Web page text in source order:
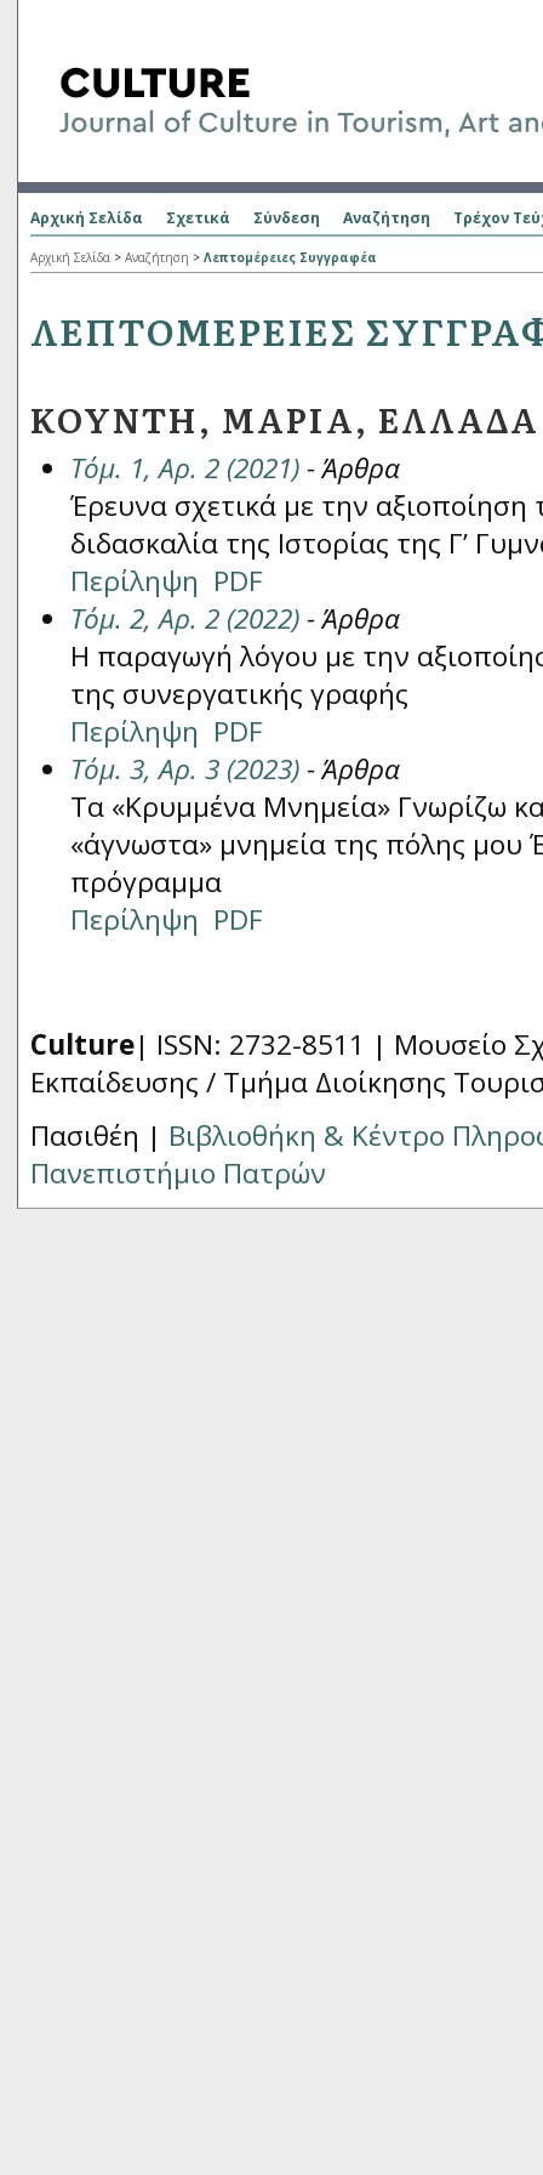
Αρχική Σελίδα Σχετικά Σύνδεση Αναζήτηση Τρέχον
Αρχική Σελίδα > Αναζήτηση > Λεπτομέρειες Συγγραφέα
ΛΕΠΤΟΜΈΡΕΙΕΣ
ΚΟΎΝΤΗ, ΜΑΡΊΑ, ΕΛΛΆΔΑ
Τόμ. 1, Αρ. 2 (2021)- Άρθρα
Έρευνα σχετικά με την
διδασκαλία της Ιστορίας της Γ’
Περίληψη PDF
Τόμ. 2, Αρ. 2 (2022)- Άρθρα
Η παραγωγή λόγου με την
της συνεργατικής γραφής
Περίληψη PDF
Τόμ. 3, Αρ. 3 (2023)- Άρθρα
Τα «Κρυμμένα Μνημεία» Γνωρίζω
«άγνωστα» μνημεία της πόλης μου
πρόγραμμα
Περίληψη PDF
Culture| ISSN: 2732-8511 | Μουσείο
Εκπαίδευσης / Τμήμα Διοίκησης
Πασιθέη | Βιβλιοθήκη & Κέντρο
Πανεπιστήμιο Πατρών